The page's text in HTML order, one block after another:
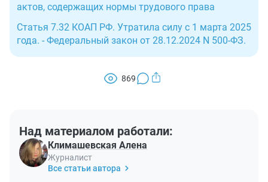
актов, содержащих нормы трудового права
Статья 7.32 КОАП РФ. Утратила силу с 1 марта 2025
года. - Федеральный закон от 28.12.2024 N 500-ФЗ.
869
Над материалом работали:
Климашевская Алена
Журналист
Все статьи автора